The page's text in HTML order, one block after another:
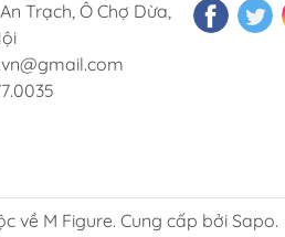
#mo_hinh_nhan_vat
Trạch, Ô Chợ Dừa,
về M Figure. Cung cấp bởi Sapo.